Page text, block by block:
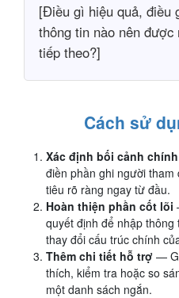
[Điều gì hiệu quả, điều
thông tin nào nên được
tiếp theo?]
Cách sử
Xác định bối cảnh chính
điền phần ghi người
tiêu rõ ràng ngay từ đầu.
Hoàn thiện phần cốt lõi
quyết định để nhập
thay đổi cấu trúc chính
Thêm chi tiết hỗ trợ —
thích, kiểm tra hoặc so
một danh sách ngắn.